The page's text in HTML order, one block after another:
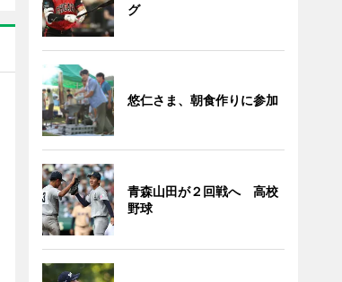
グ
悠仁さま、朝食作りに参加
青森山田が２回戦へ 高校
野球